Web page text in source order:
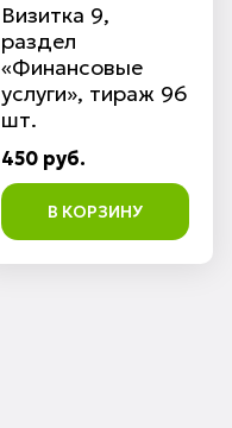
Визитка 9,
раздел
«Финансовые
услуги», тираж 96
шт.
450 руб.
В КОРЗИНУ